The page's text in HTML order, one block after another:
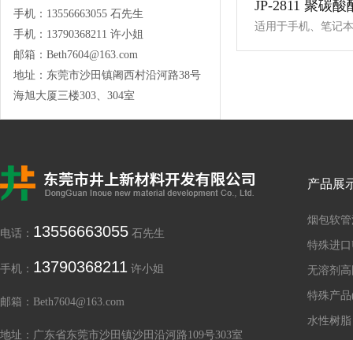
手机：13556663055 石先生
手机：13790368211 许小姐
邮箱：Beth7604@163.com
地址：东莞市沙田镇阇西村沿河路38号
海旭大厦三楼303、304室
电话： 13556663055 石先生
手机： 13790368211 许小姐
邮箱：Beth7604@163.com
地址：广东省东莞市沙田镇沙田沿河路109号303室
产品展
烟包软
特殊进
无溶剂
特殊产
水性树脂